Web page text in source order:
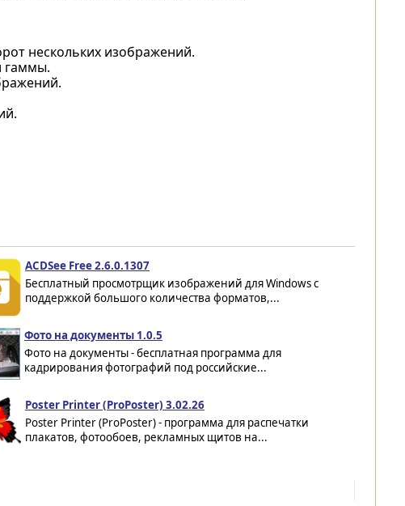
нескольких изображений.
гаммы.
ACDSee Free 2.6.0.1307
Бесплатный просмотрщик изображений для Windows с
поддержкой большого количества форматов,...
Фото на документы 1.0.5
Фото на документы - бесплатная программа для
кадрирования фотографий под российские...
Poster Printer (ProPoster) 3.02.26
Poster Printer (ProPoster) - программа для распечатки
плакатов, фотообоев, рекламных щитов на...